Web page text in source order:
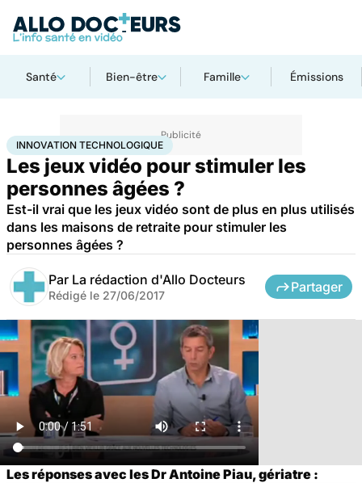
Santé Bien-être Famille Émissions
AccueilSantéMaladiesInnovation technologique
INNOVATION TECHNOLOGIQUE
Les jeux vidéo pour stimuler les
personnes âgées ?
Est-il vrai que les jeux vidéo sont de plus en plus utilisés
dans les maisons de retraite pour stimuler les
personnes âgées ?
Par La rédaction d'Allo Docteurs
Rédigé le 27/06/2017
Partager
Les réponses avec les Dr Antoine Piau, gériatre :